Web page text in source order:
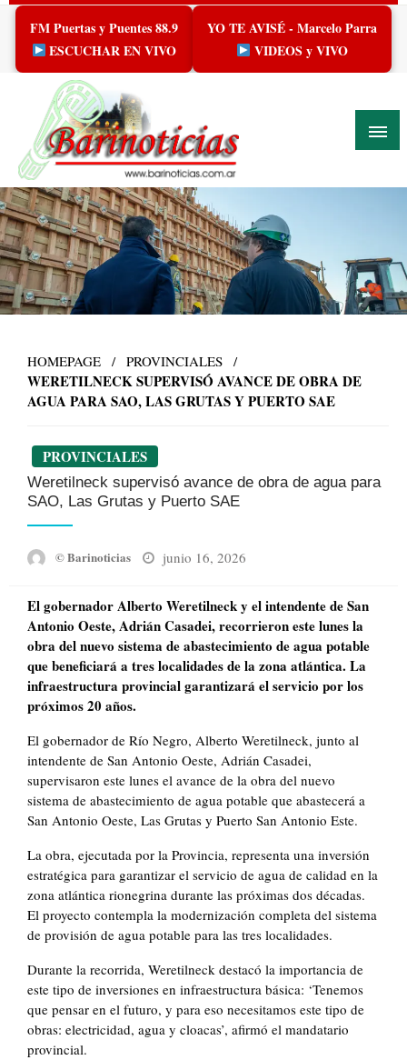
Skip
content
FM Puertas y Puentes 88.9
ESCUCHAR EN VIVO
YO TE AVISÉ - Marcelo Parra
VIDEOS y VIVO
HOMEPAGE PROVINCIALES
WERETILNECK SUPERVISÓ AVANCE DE OBRA DE
AGUA PARA SAO, LAS GRUTAS Y PUERTO SAE
PROVINCIALES
Weretilneck supervisó avance de obra de agua para
SAO, Las Grutas y Puerto SAE
© Barinoticias
Posted
junio 16, 2026
El gobernador Alberto Weretilneck y el intendente de San
Antonio Oeste, Adrián Casadei, recorrieron este lunes la
obra del nuevo sistema de abastecimiento de agua potable
que beneficiará a tres localidades de la zona atlántica. La
infraestructura provincial garantizará el servicio por los
próximos 20 años.
El gobernador de Río Negro, Alberto Weretilneck, junto al
intendente de San Antonio Oeste, Adrián Casadei,
supervisaron este lunes el avance de la obra del nuevo
sistema de abastecimiento de agua potable que abastecerá a
San Antonio Oeste, Las Grutas y Puerto San Antonio Este.
La obra, ejecutada por la Provincia, representa una inversión
estratégica para garantizar el servicio de agua de calidad en la
zona atlántica rionegrina durante las próximas dos décadas.
El proyecto contempla la modernización completa del sistema
de provisión de agua potable para las tres localidades.
Durante la recorrida, Weretilneck destacó la importancia de
este tipo de inversiones en infraestructura básica: ‘Tenemos
que pensar en el futuro, y para eso necesitamos este tipo de
obras: electricidad, agua y cloacas’, afirmó el mandatario
provincial.